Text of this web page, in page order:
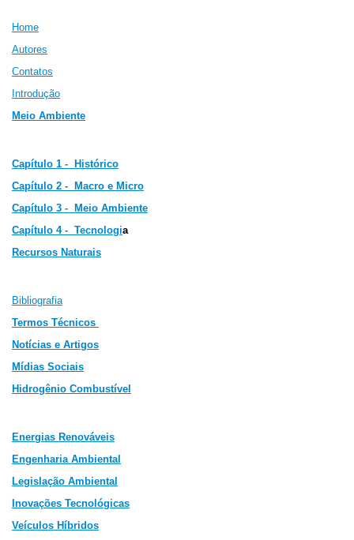
Home
Autores
Contatos
Introdução
Meio Ambiente
Capítulo 1 - Histórico
Capítulo 2 -
Macro e Micro
Capítulo 3 -
Meio Ambiente
Capítulo 4 - Tecnologia
Recursos Naturais
Bibliografia
Termos Técnicos
Notícias e Artigos
Mídias Sociais
Hidrogênio Combustível
Energias Renováveis
Engenharia Ambiental
Legislação Ambiental
Inovações Tecnológicas
Veículos Híbridos